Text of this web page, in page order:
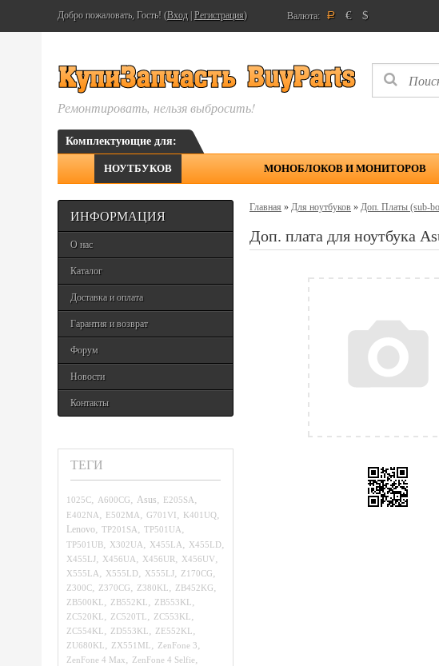
Добро пожаловать, Гость! (Вход Регистрация) Валюта: Р € $
Ремонтировать, нельзя выбросить!
Комплектующие для:
НОУТБУКОВ МОНОБЛОКОВ И МОНИТОРОВ
ИНФОРМАЦИЯ
О нас
Каталог
Доставка и оплата
Гарантия и возврат
Форум
Новости
Контакты
ТЕГИ
1025C, A600CG, Asus, E205SA,
E402NA, E502MA, G701VI, K401UQ,
Lenovo, TP201SA, TP501UA,
TP501UB, X302UA, X455LA, X455LD,
X455LJ, X456UA, X456UR, X456UV,
X555LA, X555LD, X555LJ, Z170CG,
Z300C, Z370CG, Z380KL, ZB452KG,
ZB500KL, ZB552KL, ZB553KL,
ZC520KL, ZC520TL, ZC553KL,
ZC554KL, ZD553KL, ZE552KL,
ZU680KL, ZX551ML, ZenFone 3,
ZenFone 4 Max, ZenFone 4 Selfie,
Главная » Для ноутбуков » Доп. Платы (sub-
Доп. плата для ноутбука